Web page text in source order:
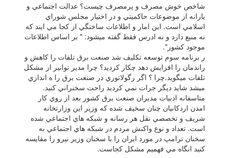
شاخص خوش مصرف و پرمصرف چيست؟ عدالت اجتماعي و
يارانه از موضوعات حاكميتي و در اختيار مجلس شوراي
اسلامي است. اين امار و اطلاعات ساختگي از كجا مي ايند كه
نه منبع دارد و نه ادرس فقط گفته ميشود: " بر اساس اطلاعات
موجود كشور".
ر برنامه سوم توسعه تكليف شد صنعت برق تلفات را كاهش و
راندمان را افزايش دهد چكار كرديد؟ چرا مدير توانير از مشكل
تلفات ميگويد.چرا ؟ اگر رگولاتوري در صنعت برق را ه اندازي
ميشد شايد ديگر جرات نمي كرديد راحت سخنراني كنيد.
متاسفانه ادبيات مديران صنعت برق كشور بعد از روي كار
امدن اردكانيان چنان سخيف شده كه وزير اين وزارتخانه
شريف و تخصصي نقل هر رسانه و شبكه هاي اجتماعي شده
است. تعداد و نوع واكنش مردم در شبكه هاي اجتماعي به
سخنان ترامپ در مورد ايران را با سخنان وزير نيرو را مقايسه
كنيد انگاه مي فهميم مشكل كجاست.